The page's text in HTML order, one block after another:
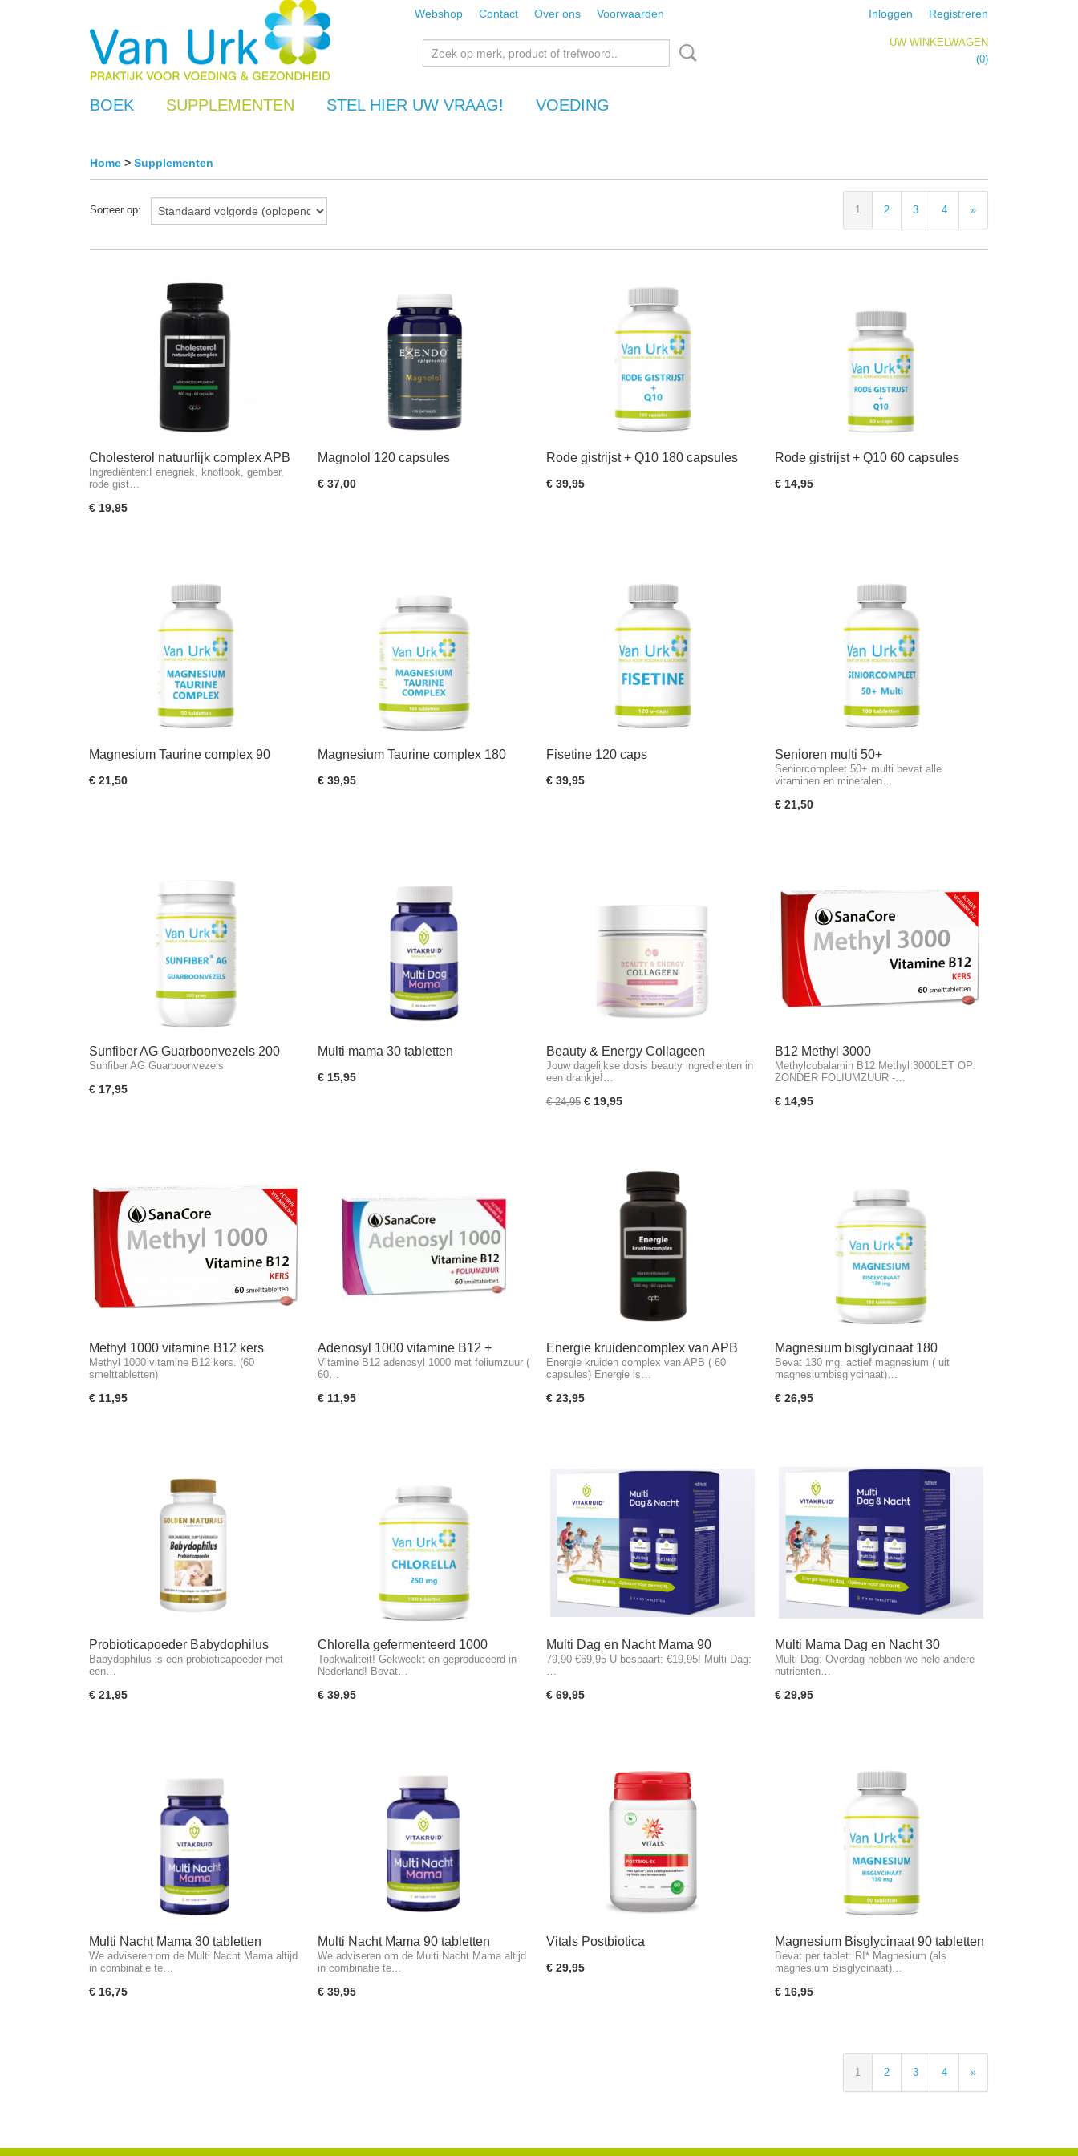
Webshop Contact Over ons Voorwaarden Inloggen Registreren
UW WINKELWAGEN
(0)
BOEK SUPPLEMENTEN STEL HIER UW VRAAG! VOEDING
Home > Supplementen
Sorteer op: 1 2 3 4 »
Cholesterol natuurlijk complex APB
Ingrediënten:Fenegriek, knoflook, gember,
rode gist…
€ 19,95
Magnolol 120 capsules
€ 37,00
Rode gistrijst + Q10 180 capsules
€ 39,95
Rode gistrijst + Q10 60 capsules
€ 14,95
Magnesium Taurine complex 90
€ 21,50
Magnesium Taurine complex 180
€ 39,95
Fisetine 120 caps
€ 39,95
Senioren multi 50+
Seniorcompleet 50+ multi bevat alle
vitaminen en mineralen…
€ 21,50
Sunfiber AG Guarboonvezels 200
gram
Sunfiber AG Guarboonvezels
€ 17,95
Multi mama 30 tabletten
€ 15,95
Beauty & Energy Collageen
Jouw dagelijkse dosis beauty ingredienten in
een drankje!…
€ 24,95 € 19,95
B12 Methyl 3000
Methylcobalamin B12 Methyl 3000LET OP:
ZONDER FOLIUMZUUR -…
€ 14,95
Methyl 1000 vitamine B12 kers
Methyl 1000 vitamine B12 kers. (60
smelttabletten)
€ 11,95
Adenosyl 1000 vitamine B12 +
foliumzuur
Vitamine B12 adenosyl 1000 met foliumzuur (
60…
€ 11,95
Energie kruidencomplex van APB
(60 capsules)
Energie kruiden complex van APB ( 60
capsules) Energie is…
€ 23,95
Magnesium bisglycinaat 180
tabletten
Bevat 130 mg. actief magnesium ( uit
magnesiumbisglycinaat)…
€ 26,95
Probioticapoeder Babydophilus
Babydophilus is een probioticapoeder met
een…
€ 21,95
Chlorella gefermenteerd 1000
tabletten
Topkwaliteit! Gekweekt en geproduceerd in
Nederland! Bevat…
€ 39,95
Multi Dag en Nacht Mama 90
capsules
79,90 €69,95 U bespaart: €19,95! Multi Dag:
…
€ 69,95
Multi Mama Dag en Nacht 30
capsules
Multi Dag: Overdag hebben we hele andere
nutriënten…
€ 29,95
Multi Nacht Mama 30 tabletten
We adviseren om de Multi Nacht Mama altijd
in combinatie te…
€ 16,75
Multi Nacht Mama 90 tabletten
We adviseren om de Multi Nacht Mama altijd
in combinatie te…
€ 39,95
Vitals Postbiotica
€ 29,95
Magnesium Bisglycinaat 90 tabletten
Bevat per tablet: RI* Magnesium (als
magnesium Bisglycinaat)…
€ 16,95
1 2 3 4 »